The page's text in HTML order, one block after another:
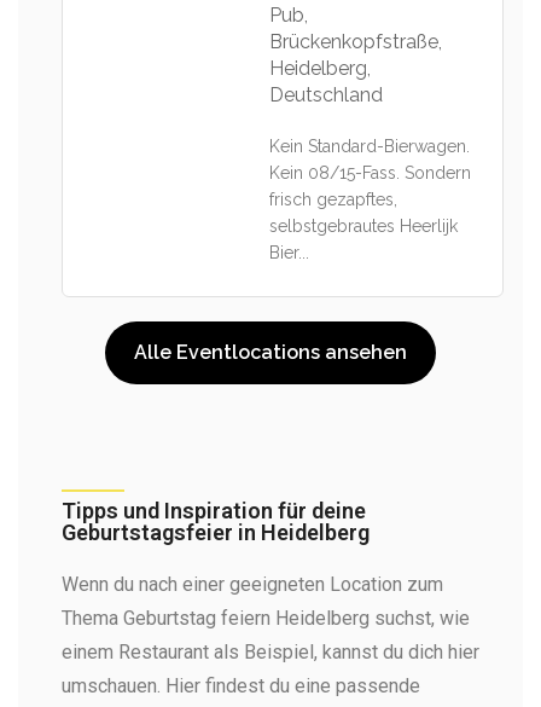
Pub,
Brückenkopfstraße,
Heidelberg,
Deutschland
Kein Standard-Bierwagen.
Kein 08/15-Fass. Sondern
frisch gezapftes,
selbstgebrautes Heerlijk
Bier...
Alle Eventlocations ansehen
Tipps und Inspiration für deine
Geburtstagsfeier in Heidelberg
Wenn du nach einer geeigneten Location zum
Thema Geburtstag feiern Heidelberg suchst, wie
einem Restaurant als Beispiel, kannst du dich hier
umschauen. Hier findest du eine passende